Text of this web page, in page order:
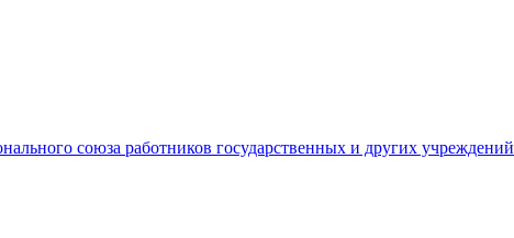
союза работников государственных и других учреждений